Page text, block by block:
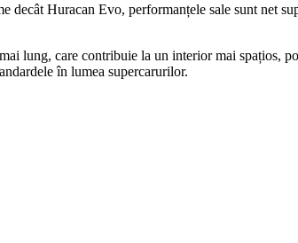
Huracan Evo, performanțele sale sunt net
lung, care contribuie la un interior mai spațios,
în lumea supercarurilor.